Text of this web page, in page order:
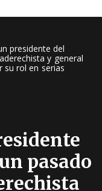
presidente del
y general
su rol en serias
pasado